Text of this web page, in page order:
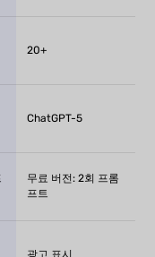
20+
ChatGPT-5
무료 버전: 2회 프롬
프트
광고 표시